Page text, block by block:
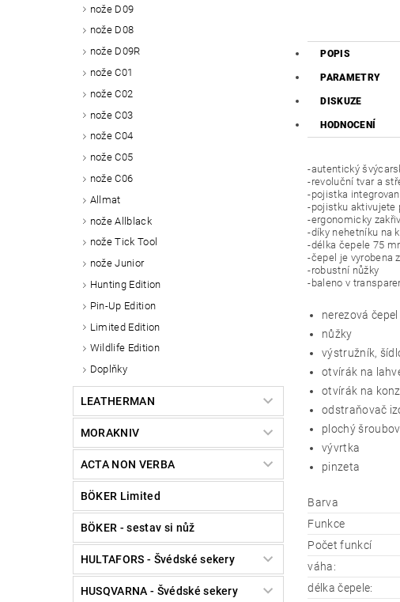
nože D09
nože D08
nože D09R
nože C01
nože C02
nože C03
nože C04
nože C05
nože C06
Allmat
nože Allblack
nože Tick Tool
nože Junior
Hunting Edition
Pin-Up Edition
Limited Edition
Wildlife Edition
Doplňky
LEATHERMAN
MORAKNIV
ACTA NON VERBA
BÖKER Limited
BÖKER - sestav si nůž
HULTAFORS - Švédské sekery
HUSQVARNA - Švédské sekery
POPIS
PARAMETRY
DISKUZE
HODNOCENÍ
-autentický
-revoluční tvar a
-pojistka
-pojistku aktivujete
-ergonomicky
-díky nehetníku na
-délka čepele 75
-čepel je vyrobena
-robustní nůžky
-baleno v
nerezová
nůžky
výstružník,
otvírák na
otvírák na
odstraňovač
plochý
vývrtka
pinzeta
Barva
Funkce
Počet funkcí
váha:
délka čepele: